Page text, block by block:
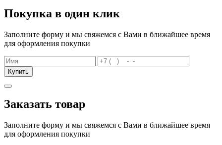
Покупка в один клик
Заполните форму и мы свяжемся с Вами в ближайшее время
для оформления покупки
Купить
Заказать товар
Заполните форму и мы свяжемся с Вами в ближайшее время
для оформления покупки